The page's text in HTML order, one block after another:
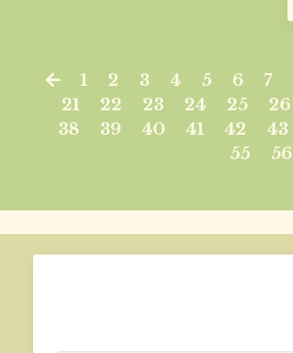
1 2 3 4 5 6 7
21
22 23 24 25 26
38
39 40 41 42 43
55
56